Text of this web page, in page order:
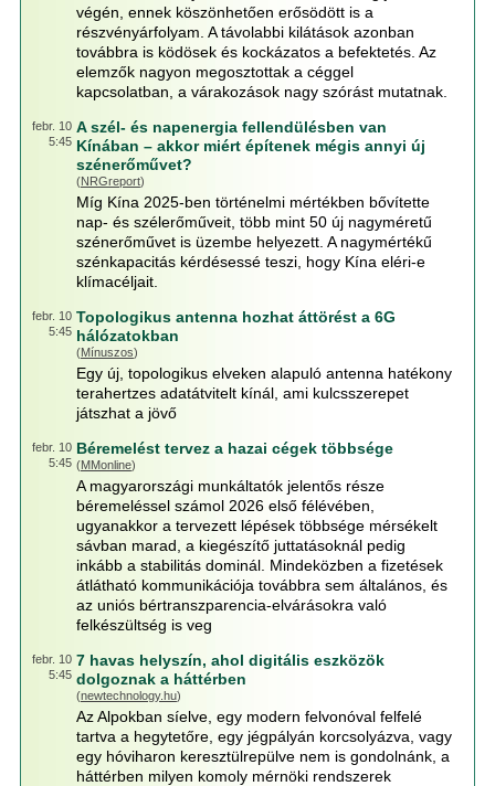
végén, ennek köszönhetően erősödött is a
részvényárfolyam. A távolabbi kilátások azonban
továbbra is ködösek és kockázatos a befektetés. Az
elemzők nagyon megosztottak a céggel
kapcsolatban, a várakozások nagy szórást mutatnak.
febr. 10
5:45
A szél- és napenergia fellendülésben van
Kínában – akkor miért építenek mégis annyi új
szénerőművet?
(NRGreport)
Míg Kína 2025-ben történelmi mértékben bővítette
nap- és szélerőműveit, több mint 50 új nagyméretű
szénerőművet is üzembe helyezett. A nagymértékű
szénkapacitás kérdésessé teszi, hogy Kína eléri-e
klímacéljait.
febr. 10
5:45
Topologikus antenna hozhat áttörést a 6G
hálózatokban
(Mínuszos)
Egy új, topologikus elveken alapuló antenna hatékony
terahertzes adatátvitelt kínál, ami kulcsszerepet
játszhat a jövő
febr. 10
5:45
Béremelést tervez a hazai cégek többsége
(MMonline)
A magyarországi munkáltatók jelentős része
béremeléssel számol 2026 első félévében,
ugyanakkor a tervezett lépések többsége mérsékelt
sávban marad, a kiegészítő juttatásoknál pedig
inkább a stabilitás dominál. Mindeközben a fizetések
átlátható kommunikációja továbbra sem általános, és
az uniós bértranszparencia-elvárásokra való
felkészültség is veg
febr. 10
5:45
7 havas helyszín, ahol digitális eszközök
dolgoznak a háttérben
(newtechnology.hu)
Az Alpokban síelve, egy modern felvonóval felfelé
tartva a hegytetőre, egy jégpályán korcsolyázva, vagy
egy hóviharon keresztülrepülve nem is gondolnánk, a
háttérben milyen komoly mérnöki rendszerek